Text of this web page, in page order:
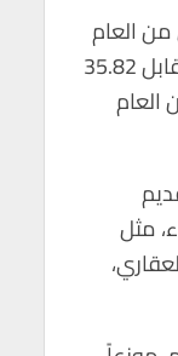
من العام
2015 نحو 14.213 مليون درهم، مقابل 35.82
العام
مثل